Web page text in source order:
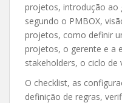
projetos, introdução ao
segundo o PMBOX,
projetos, como definir
projetos, o gerente e a
stakeholders, o ciclo de
O checklist, as
definição de regras,